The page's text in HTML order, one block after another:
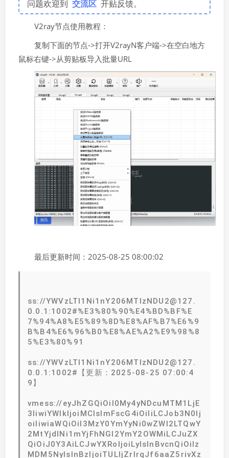
问题欢迎到 交流区 开贴反馈。
V2ray节点使用教程：
复制下面的节点->打开V2rayN客户端->在空白地方
鼠标右键->从剪贴板导入批量URL
最后更新时间：2025-08-25 08:00:02
ss://YWVzLTI1Ni1nY206MTIzNDU2@127.
0.0.1:1002#%E3%80%90%E4%BD%BF%E
7%94%A8%E5%89%8D%E8%AF%B7%E6%9
B%B4%E6%96%B0%E8%AE%A2%E9%98%8
5%E3%80%91
ss://YWVzLTI1Ni1nY206MTIzNDU2@127.
0.0.1:1002#【更新：2025-08-25 07:00:4
9】
vmess://eyJhZGQiOiI0My4yNDcuMTM1LjE
3IiwiYWlkIjoiMCIsImFscG4iOiIiLCJob3N0Ij
oiIiwiaWQiOiI3MzY0YmYyNi0wZWI2LTQwY
2MtYjdlNi1mYjFhNGI2YmY2OWMiLCJuZX
QiOiJ0Y3AiLCJwYXRoIjoiLyIsInBvcnQiOiIz
MDM5NyIsInBzIjoiTULljZrlrqJf6aaZ5rivXz